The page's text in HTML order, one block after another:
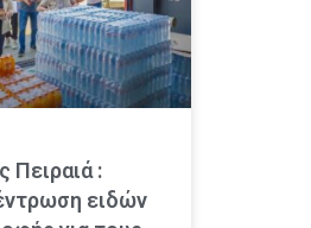
Πειραιά :
ειδών